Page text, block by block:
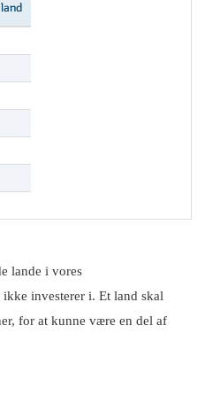
lande i vores
investerer i. Et land skal
for at kunne være en del af